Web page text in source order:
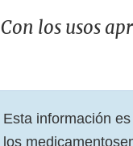
Con los usos
Esta información
los